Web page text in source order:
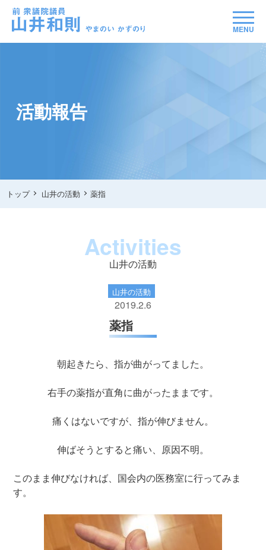
MENU
活動報告
トップ 山井の活動 薬指
Activities
山井の活動
山井の活動
2019.2.6
薬指
朝起きたら、指が曲がってました。
右手の薬指が直角に曲がったままです。
痛くはないですが、指が伸びません。
伸ばそうとすると痛い、原因不明。
このまま伸びなければ、国会内の医務室に行ってみま
す。